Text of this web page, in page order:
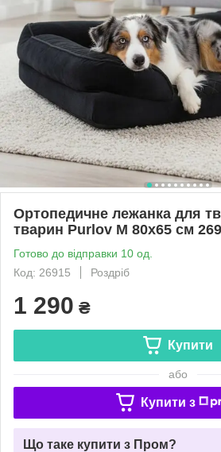
Ортопедичне лежанка для
тварин Purlov M 80x65 см
Готово до відправки 10 од.
Код: 26915
Роздріб
1 290 ₴
Купити
або
Купити з
Що таке купити з Пром?